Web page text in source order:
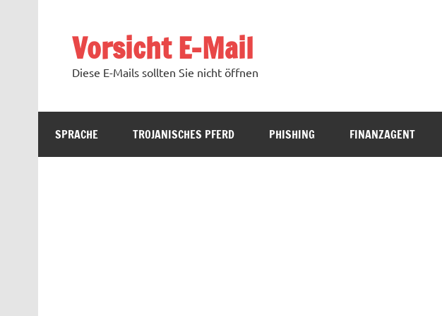
Vorsicht E-Mail
Diese E-Mails sollten Sie nicht öffnen
SPRACHE TROJANISCHES PFERD PHISHING FINANZAGENT